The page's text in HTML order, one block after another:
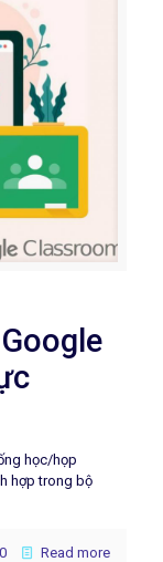
học/họp
hợp trong bộ
0 Read more